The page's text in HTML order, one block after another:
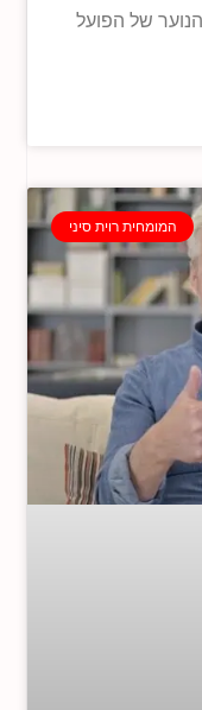
של הפועל
המומחית רוית סיני